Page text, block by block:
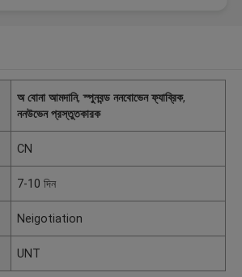
অ বোনা আমদানি,স্পুনবন্ড ননবোভেন ফ্যাব্রিক,
ননউভেন প্রস্তুতকারক
CN
7-10 দিন
Neigotiation
UNT